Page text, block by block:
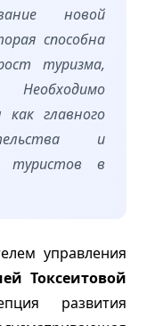
новой
способна
туризма,
главного
и
туристов в
управления
Токсеитовой
развития